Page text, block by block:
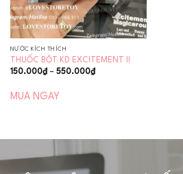
NƯỚC KÍCH THÍCH
THUỐC BỘT KD EXCITEMENT II
150.000₫ – 550.000₫Khoảng
MUA NGAY